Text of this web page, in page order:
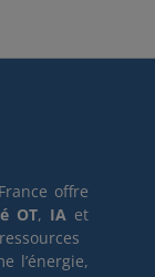
offre
OT, IA et
l’énergie,